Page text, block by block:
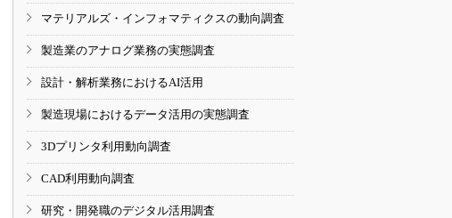
マテリアルズ・インフォマティクスの動向調査
製造業のアナログ業務の実態調査
設計・解析業務におけるAI活用
製造現場におけるデータ活用の実態調査
3Dプリンタ利用動向調査
CAD利用動向調査
研究・開発職のデジタル活用調査